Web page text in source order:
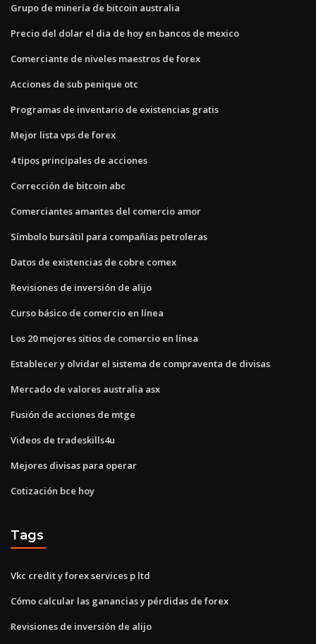
Grupo de minería de bitcoin australia
Precio del dolar el dia de hoy en bancos de mexico
Comerciante de niveles maestros de forex
Acciones de sub penique otc
Programas de inventario de existencias gratis
Mejor lista vps de forex
4 tipos principales de acciones
Corrección de bitcoin abc
Comerciantes amantes del comercio amor
Símbolo bursátil para compañías petroleras
Datos de existencias de cobre comex
Revisiones de inversión de alijo
Curso básico de comercio en línea
Los 20 mejores sitios de comercio en línea
Establecer y olvidar el sistema de compraventa de divisas
Mercado de valores australia asx
Fusión de acciones de mtge
Videos de tradeskills4u
Mejores divisas para operar
Cotización bce hoy
Tags
Vkc credit y forex services p ltd
Cómo calcular las ganancias y pérdidas de forex
Revisiones de inversión de alijo